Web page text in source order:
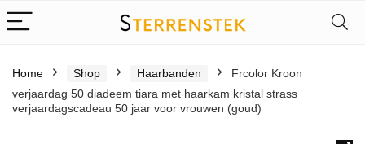
Home Shop Haarbanden
Frcolor Kroon
verjaardag 50 diadeem tiara met haarkam kristal strass
verjaardagscadeau 50 jaar voor vrouwen (goud)